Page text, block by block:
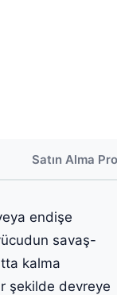
Satın Alma
endişe
savaş-
kalma
şekilde devreye